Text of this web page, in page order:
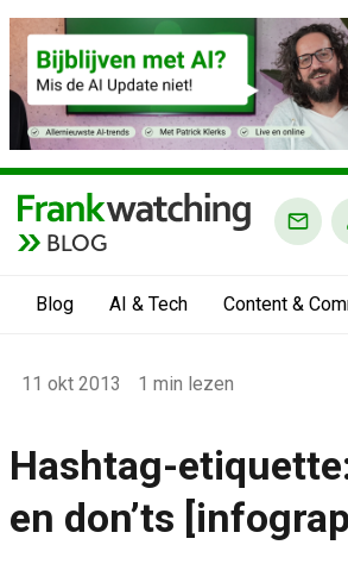
BLOG
Blog AI & Tech Content &
›
Alle artikelen
11 okt 2013 1 min lezen
Hashtag-etiquette:
en don’ts